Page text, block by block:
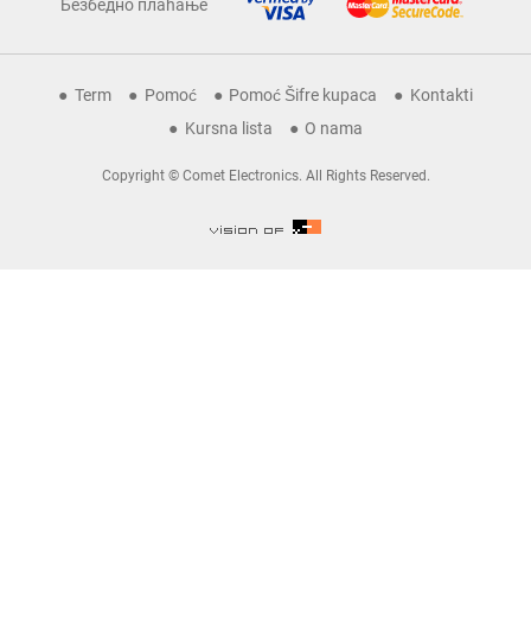
Безбедно плаћање
Term Pomoć Pomoć Šifre kupaca
Kontakti
Kursna lista
O nama
Copyright © Comet Electronics. All Rights Reserved.